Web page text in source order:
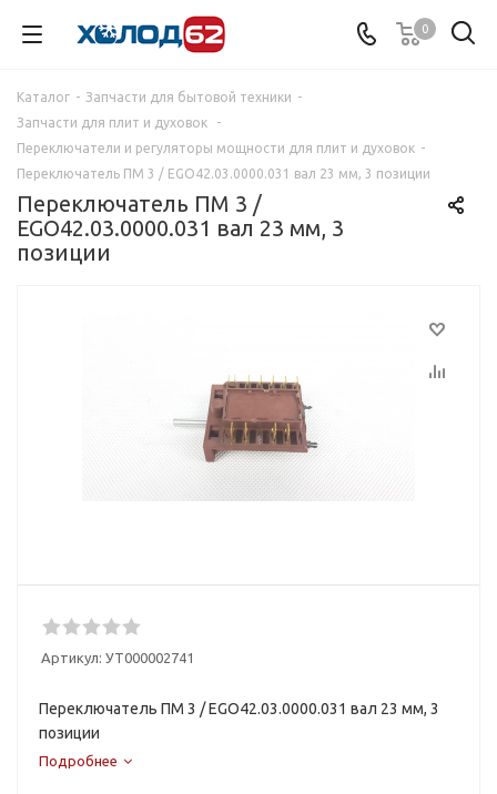
0
Каталог - Запчасти для бытовой техники -
Запчасти для плит и духовок
-
Переключатели и регуляторы мощности для плит и духовок -
Переключатель ПМ 3 / EGO42.03.0000.031 вал 23 мм, 3 позиции
Переключатель ПМ 3 /
EGO42.03.0000.031 вал 23 мм, 3
позиции
Артикул: УТ000002741
Переключатель ПМ 3 / EGO42.03.0000.031 вал 23 мм, 3
позиции
Подробнее